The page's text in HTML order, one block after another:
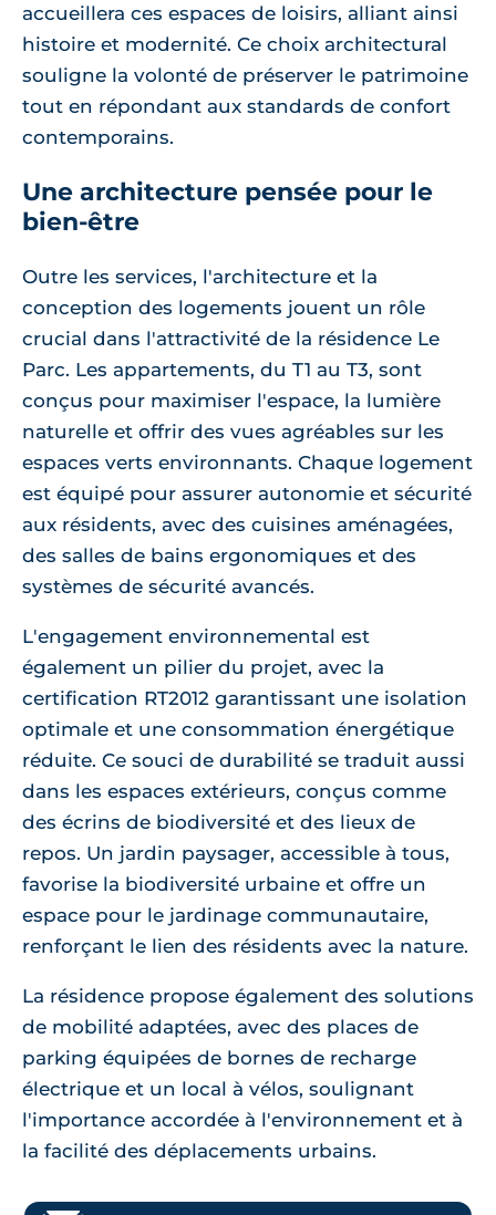
accueillera ces espaces de loisirs, alliant ainsi
histoire et modernité. Ce choix architectural
souligne la volonté de préserver le patrimoine
tout en répondant aux standards de confort
contemporains.
Une architecture pensée pour le
bien-être
Outre les services, l'architecture et la
conception des logements jouent un rôle
crucial dans l'attractivité de la résidence Le
Parc. Les appartements, du T1 au T3, sont
conçus pour maximiser l'espace, la lumière
naturelle et offrir des vues agréables sur les
espaces verts environnants. Chaque logement
est équipé pour assurer autonomie et sécurité
aux résidents, avec des cuisines aménagées,
des salles de bains ergonomiques et des
systèmes de sécurité avancés.
L'engagement environnemental est
également un pilier du projet, avec la
certification RT2012 garantissant une isolation
optimale et une consommation énergétique
réduite. Ce souci de durabilité se traduit aussi
dans les espaces extérieurs, conçus comme
des écrins de biodiversité et des lieux de
repos. Un jardin paysager, accessible à tous,
favorise la biodiversité urbaine et offre un
espace pour le jardinage communautaire,
renforçant le lien des résidents avec la nature.
La résidence propose également des solutions
de mobilité adaptées, avec des places de
parking équipées de bornes de recharge
électrique et un local à vélos, soulignant
l'importance accordée à l'environnement et à
la facilité des déplacements urbains.